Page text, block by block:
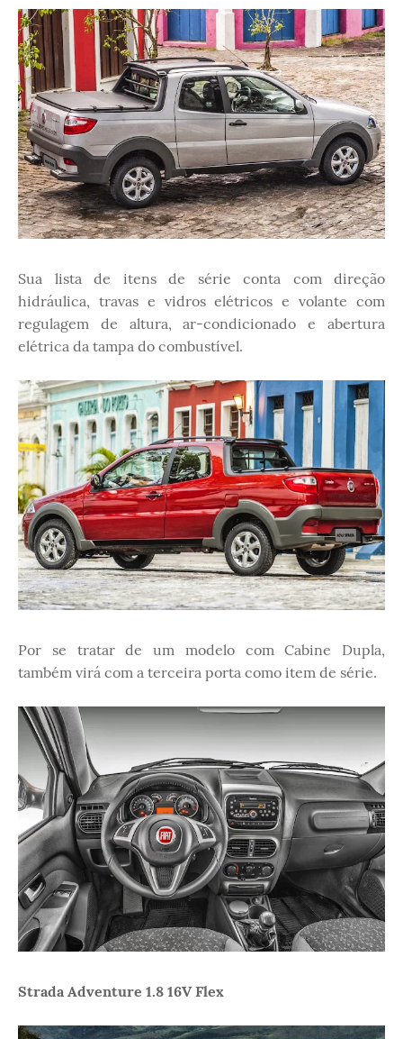
Sua lista de itens de série conta com direção
hidráulica, travas e vidros elétricos e volante com
regulagem de altura, ar-condicionado e abertura
elétrica da tampa do combustível.
Por se tratar de um modelo com Cabine Dupla,
também virá com a terceira porta como item de série.
Strada Adventure 1.8 16V Flex